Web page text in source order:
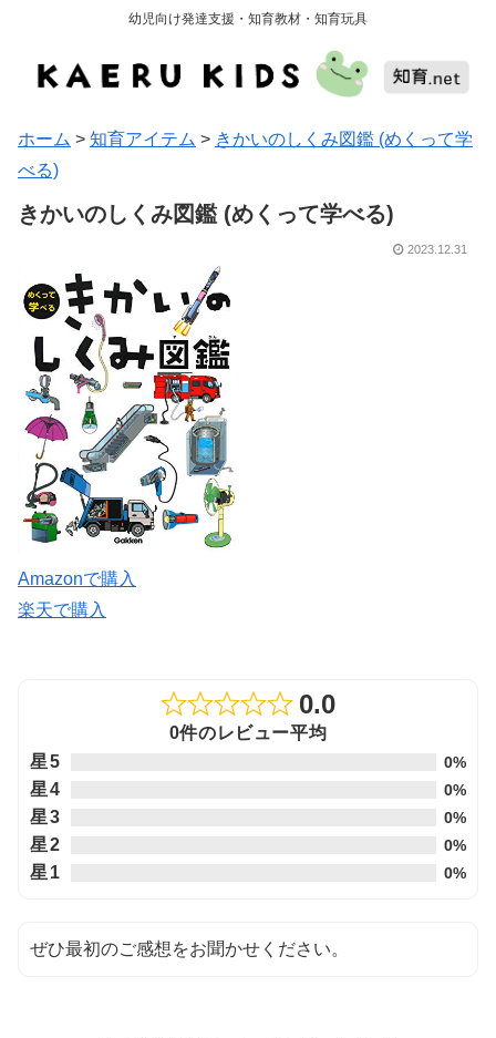
幼児向け発達支援・知育教材・知育玩具
ホーム > 知育アイテム > きかいのしくみ図鑑 (めくって学
べる)
きかいのしくみ図鑑 (めくって学べる)
2023.12.31
Amazonで購入
楽天で購入
Rated
0.0
0件のレビュー平均
星5
0%
星4 0%
星3 0%
星2 0%
星1 0%
ぜひ最初のご感想をお聞かせください。